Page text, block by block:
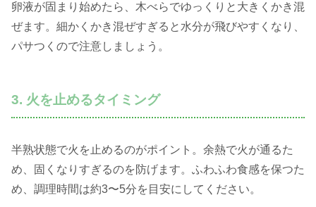
卵液が固まり始めたら、木べらでゆっくりと大きくかき混
ぜます。細かくかき混ぜすぎると水分が飛びやすくなり、
パサつくので注意しましょう。
3. 火を止めるタイミング
半熟状態で火を止めるのがポイント。余熱で火が通るた
め、固くなりすぎるのを防げます。ふわふわ食感を保つた
め、調理時間は約3〜5分を目安にしてください。